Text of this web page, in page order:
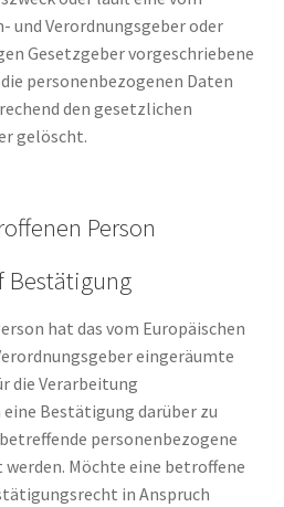
und Verordnungsgeber oder
Gesetzgeber vorgeschriebene
personenbezogenen Daten
den gesetzlichen
gelöscht.
Person
hat das vom Europäischen
eingeräumte
die Verarbeitung
Bestätigung darüber zu
personenbezogene
Möchte eine betroffene
in Anspruch